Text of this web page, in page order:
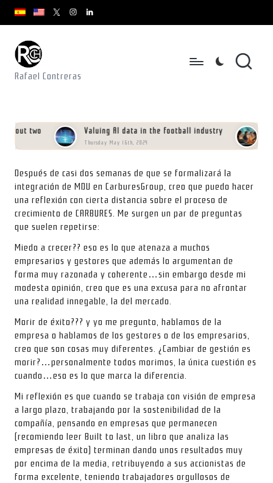
Skip
content
youtube.com
youtube.comx.com/rafacontrerasch
instagram.com
youtube.com
Rafael Contreras
two Valuing AI data in the football industry
Thursday May 16th, 2024 Saturday
Después de casi dos semanas de que se formalizará la
integración de MDU en CarburesGroup, creo que puedo hacer
una reflexión con cierta distancia sobre el proceso de
crecimiento de CARBURES. Me surgen un par de preguntas
que suelen repetirse:
Miedo a crecer?? eso es lo que atenaza a muchos
empresarios y gestores que además lo argumentan de
forma muy razonada y coherente…sin embargo desde mi
modesta opinión, creo que es una excusa para no afrontar
una realidad innegable, la del mercado.
Morir de éxito??? y yo me pregunto, hablamos de la
empresa o hablamos de los gestores o de los empresarios,
creo que son cosas muy diferentes. ¿Cambiar de gestión es
morir?…personalmente todos morimos, la única cuestión es
cuando…eso es lo que marca la diferencia.
Mi reflexión es que cuando se trabaja con visión de empresa
a largo plazo, trabajando por la sostenibilidad de la
compañía, pensando en empresas que permanecen
(recomiendo leer Built to last, un libro que analiza las
empresas de éxito) terminan dando unos resultados muy
por encima de la media, retribuyendo a sus accionistas de
forma excelente, teniendo trabajadores orgullosos de